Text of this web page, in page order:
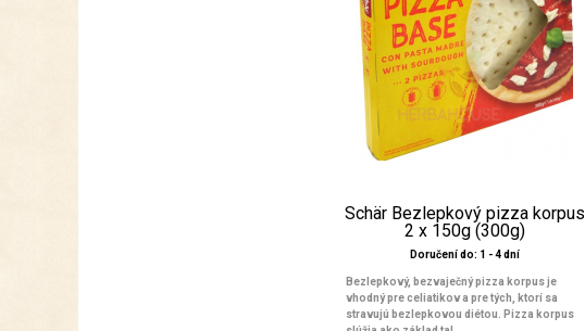
Schär Bezlepkový pizza korpus
2 x 150g (300g)
Doručení do: 1 - 4 dní
Bezlepkový, bezvaječný pizza korpus je
vhodný pre celiatikov a pre tých, ktorí sa
stravujú bezlepkovou diétou. Pizza korpus